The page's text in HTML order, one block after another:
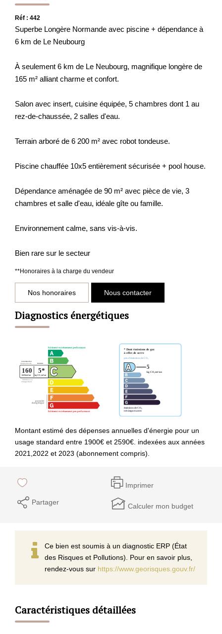
Réf : 442
Superbe Longère Normande avec piscine + dépendance à
6 km de Le Neubourg
À seulement 6 km de Le Neubourg, magnifique longère de
165 m² alliant charme et confort.
Salon avec insert, cuisine équipée, 5 chambres dont 1 au
rez-de-chaussée, 2 salles d'eau.
Terrain arboré de 6 200 m² avec robot tondeuse.
Piscine chauffée 10x5 entièrement sécurisée + pool house.
Dépendance aménagée de 90 m² avec pièce de vie, 3
chambres et salle d'eau, idéale gîte ou famille.
Environnement calme, sans vis-à-vis.
Bien rare sur le secteur
**Honoraires à la charge du vendeur
Nos honoraires Nous contacter
Diagnostics énergétiques
Montant estimé des dépenses annuelles d'énergie pour un
usage standard entre 1900€ et 2590€. indexées aux années
2021,2022 et 2023 (abonnement compris).
Imprimer
Partager Calculer mon budget
Ce bien est soumis à un diagnostic ERP (État
des Risques et Pollutions). Pour en savoir plus,
rendez-vous sur https://www.georisques.gouv.fr/
Caractéristiques détaillées